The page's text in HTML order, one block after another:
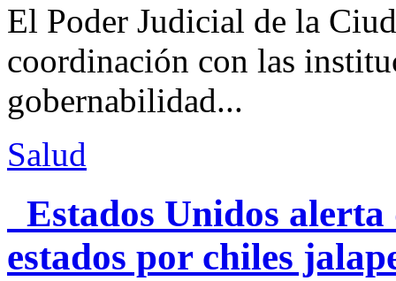
El Poder Judicial de la
coordinación con las
gobernabilidad...
Salud
Estados Unidos alerta
estados por chiles